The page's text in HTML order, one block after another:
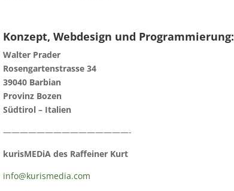
Konzept, Webdesign und Programmierung:
Walter Prader
Rosengartenstrasse 34
39040 Barbian
Provinz Bozen
Südtirol – Italien
———————————————-
kurisMEDiA des Raffeiner Kurt
info@kurismedia.com